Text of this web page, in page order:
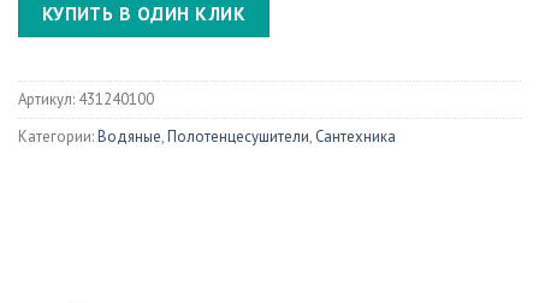
КУПИТЬ В ОДИН КЛИК
Артикул: 431240100
Категории:Водяные,Полотенцесушители, Сантехника